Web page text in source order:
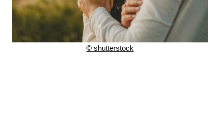
© shutterstock